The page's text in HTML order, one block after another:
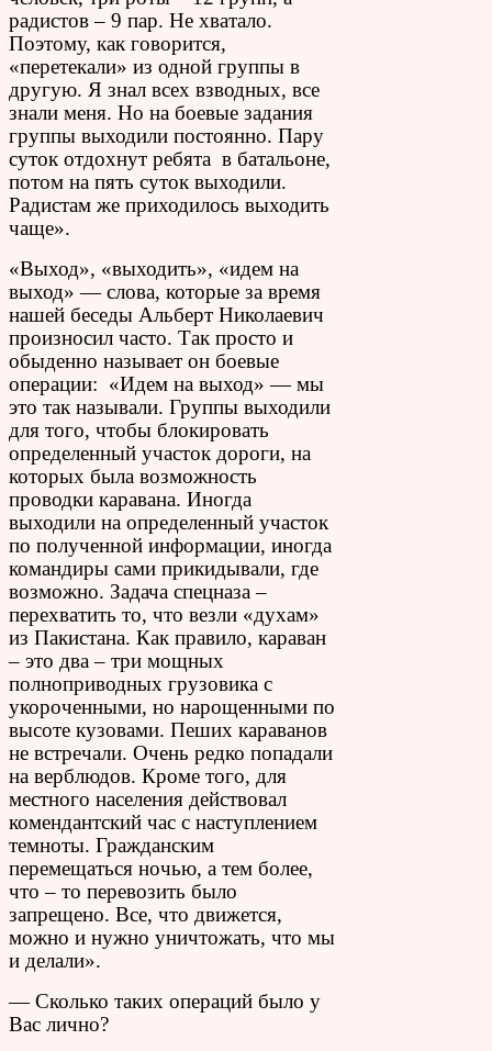
радистов – 9 пар. Не хватало.
Поэтому, как говорится,
«перетекали» из одной группы в
другую. Я знал всех взводных, все
знали меня. Но на боевые задания
группы выходили постоянно. Пару
суток отдохнут ребята в батальоне,
потом на пять суток выходили.
Радистам же приходилось выходить
чаще».
«Выход», «выходить», «идем на
выход» — слова, которые за время
нашей беседы Альберт Николаевич
произносил часто. Так просто и
обыденно называет он боевые
операции: «Идем на выход» — мы
это так называли. Группы выходили
для того, чтобы блокировать
определенный участок дороги, на
которых была возможность
проводки каравана. Иногда
выходили на определенный участок
по полученной информации, иногда
командиры сами прикидывали, где
возможно. Задача спецназа –
перехватить то, что везли «духам»
из Пакистана. Как правило, караван
– это два – три мощных
полноприводных грузовика с
укороченными, но нарощенными по
высоте кузовами. Пеших караванов
не встречали. Очень редко попадали
на верблюдов. Кроме того, для
местного населения действовал
комендантский час с наступлением
темноты. Гражданским
перемещаться ночью, а тем более,
что – то перевозить было
запрещено. Все, что движется,
можно и нужно уничтожать, что мы
и делали».
— Сколько таких операций было у
Вас лично?